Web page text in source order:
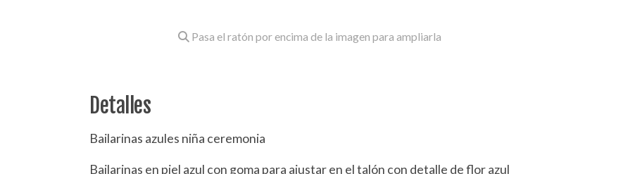
Pasa el ratón por encima de la imagen para ampliarla
Detalles
Bailarinas azules niña ceremonia
Bailarinas en piel azul con goma para ajustar en el talón con detalle de flor azul